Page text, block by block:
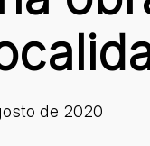
de 2020